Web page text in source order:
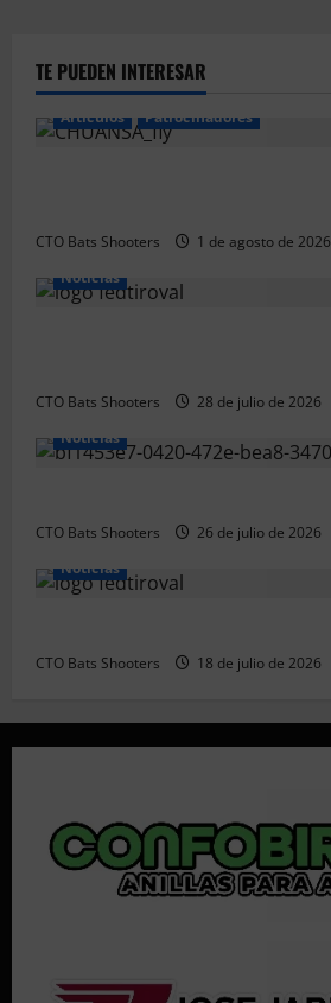
TE PUEDEN INTERESAR
Articulos Patrocinadores
CTO Bats Shooters
1 de agosto de 2026
Noticias
CTO Bats Shooters
28 de julio de 2026
Noticias
CTO Bats Shooters
26 de julio de 2026
Noticias
CTO Bats Shooters 18 de julio de 2026